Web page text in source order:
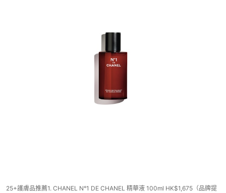
25+護膚品推薦1. CHANEL N°1 DE CHANEL 精華液 100ml HK$1,675（品牌提